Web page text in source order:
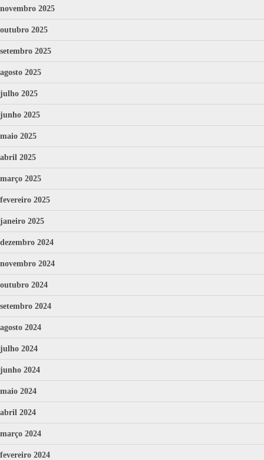
novembro 2025
outubro 2025
setembro 2025
agosto 2025
julho 2025
junho 2025
maio 2025
abril 2025
março 2025
fevereiro 2025
janeiro 2025
dezembro 2024
novembro 2024
outubro 2024
setembro 2024
agosto 2024
julho 2024
junho 2024
maio 2024
abril 2024
março 2024
fevereiro 2024